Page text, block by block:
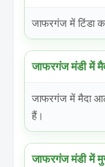
जाफरगंज में टिंडा
जाफरगंज मंडी में
जाफरगंज में मैदा
हैं।
जाफरगंज मंडी में